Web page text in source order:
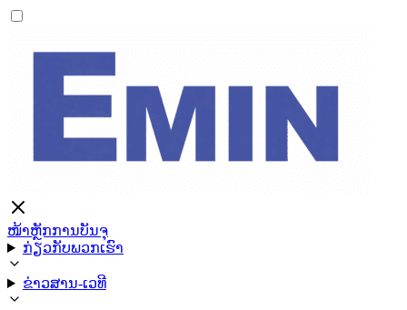
ໜ້າຫຼັກການບັນຈຸ
ກ່ຽວກັບພວກເຮົາ
ຂ່າວສານ-ເວທີ